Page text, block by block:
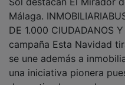
Málaga.
DE 1.000 CIUDADANOS
campaña Esta Navidad
se une además a
una iniciativa pionera
de septiembre por la